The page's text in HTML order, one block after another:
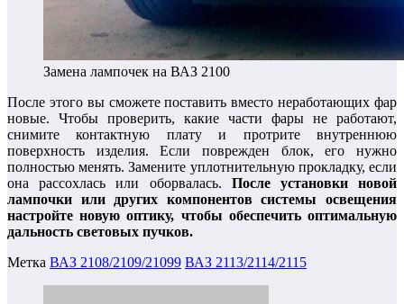
Замена лампочек на ВАЗ 2100
После этого вы сможете поставить вместо неработающих фар
новые. Чтобы проверить, какие части фары не работают,
снимите контактную плату и протрите внутреннюю
поверхность изделия. Если поврежден блок, его нужно
полностью менять. Замените уплотнительную прокладку, если
она рассохлась или оборвалась. После установки новой
лампочки или других компонентов системы освещения
настройте новую оптику, чтобы обеспечить оптимальную
дальность световых пучков.
Метка ВАЗ 2108/2109/21099 ВАЗ 2113/2114/2115